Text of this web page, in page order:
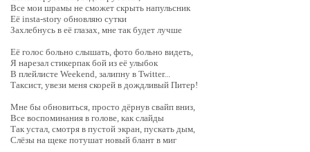
Все мои шрамы не сможет скрыть напульсник
Её insta-story обновляю сутки
Захлебнусь в её глазах, мне так будет лучше
Её голос больно слышать, фото больно видеть,
Я нарезал стикерпак бой из её улыбок
В плейлисте Weekend, залипну в Twitter...
Таксист, увези меня скорей в дождливый Питер!
Мне бы обновиться, просто дёрнув свайп вниз,
Все воспоминания в голове, как слайды
Так устал, смотря в пустой экран, пускать дым,
Слёзы на щеке потушат новый блант в миг